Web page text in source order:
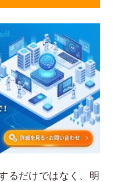
るだけではなく、明